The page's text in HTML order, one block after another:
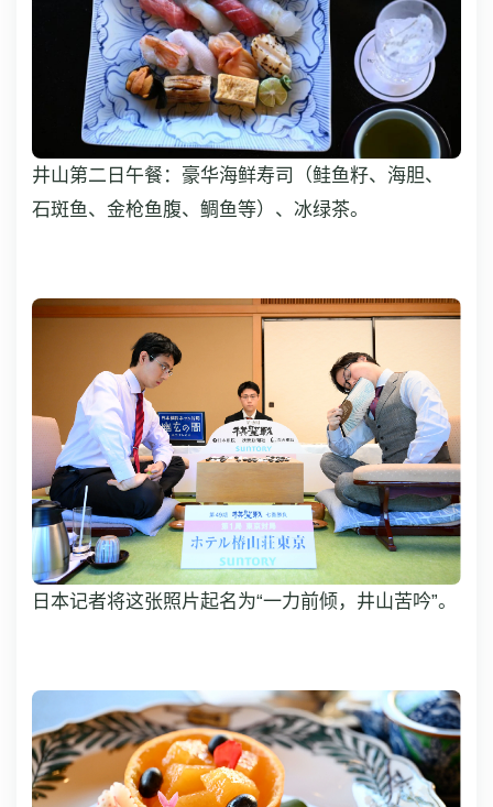
井山第二日午餐：豪华海鲜寿司（鲑鱼籽、海胆、
石斑鱼、金枪鱼腹、鲷鱼等）、冰绿茶。
日本记者将这张照片起名为“一力前倾，井山苦吟”。